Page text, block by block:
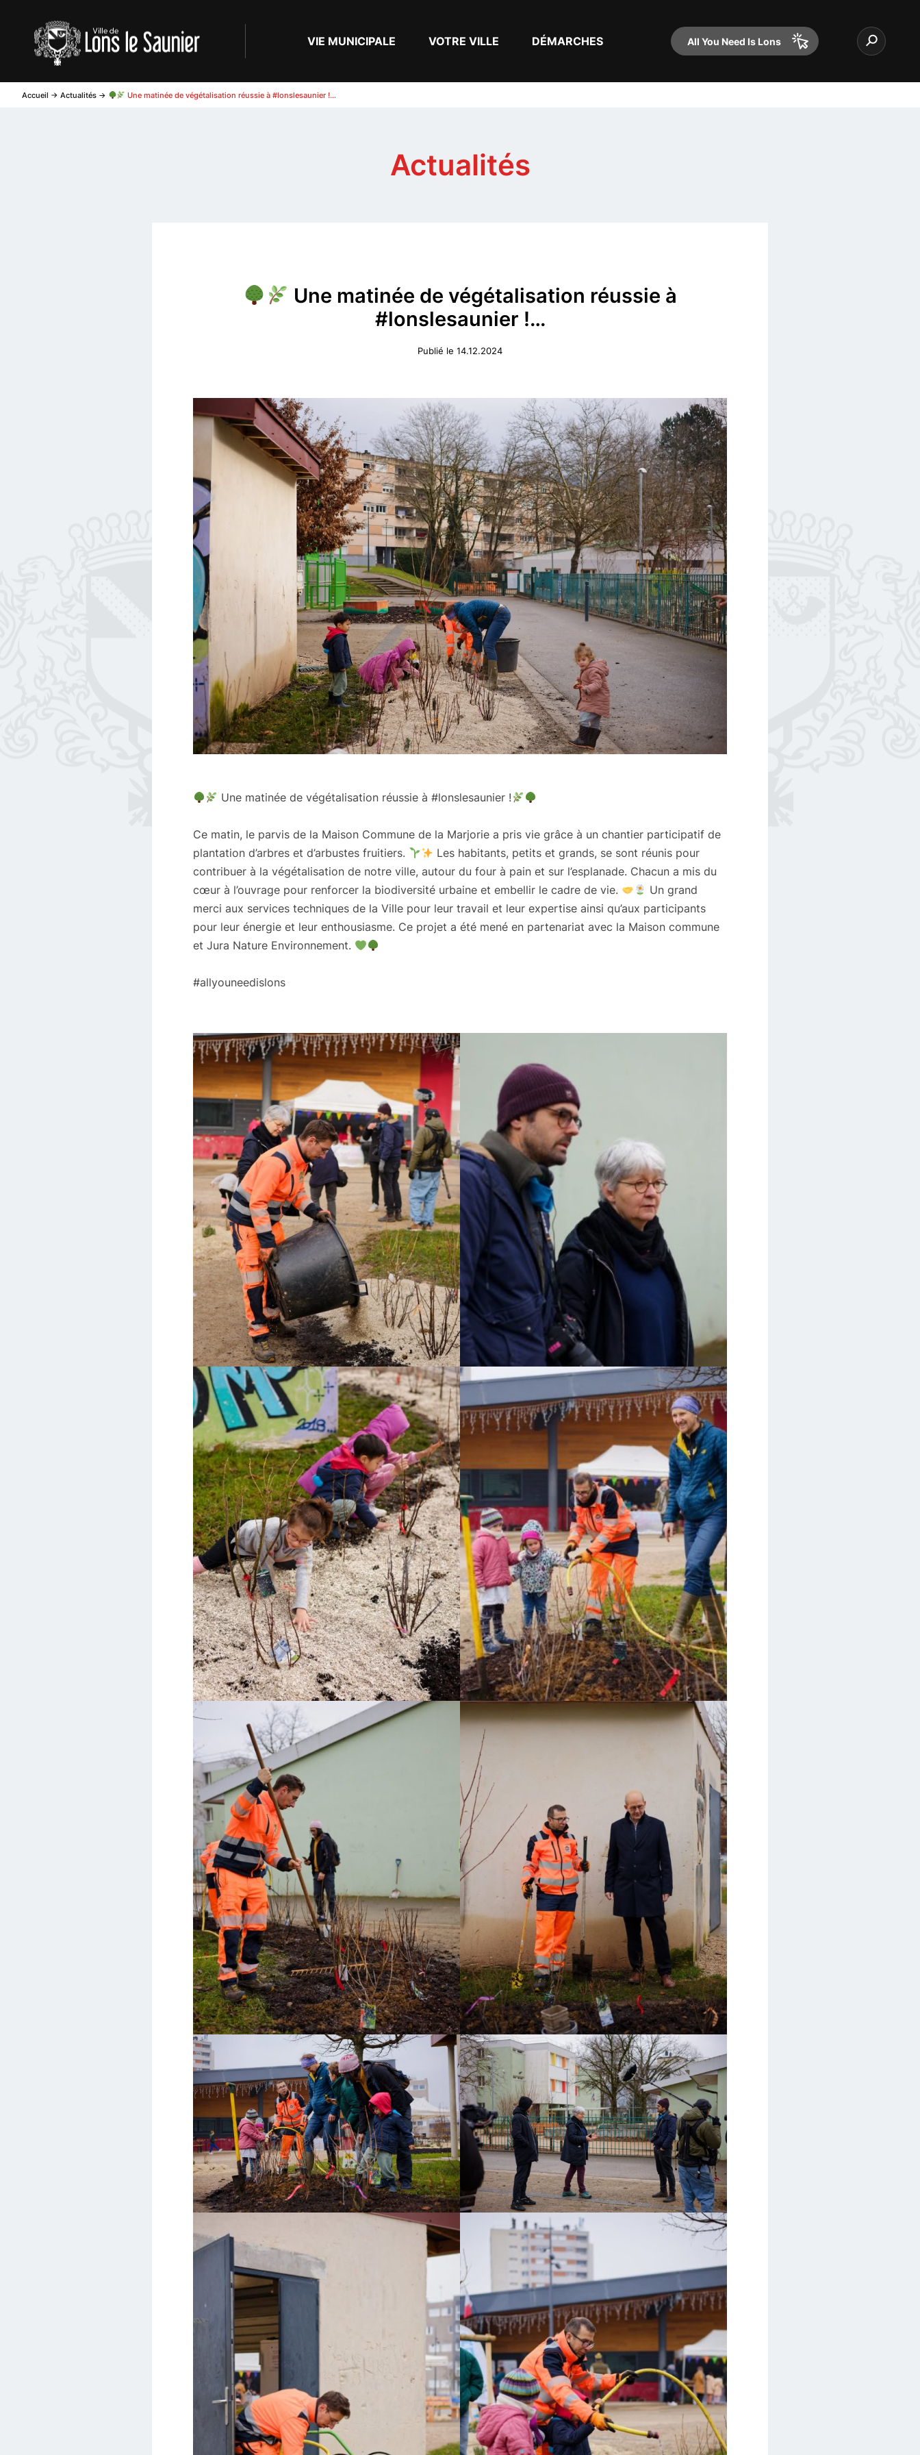
VIE MUNICIPALE VOTRE VILLE DÉMARCHES All You Need Is Lons
Accueil -> Actualités -> Une matinée de végétalisation réussie à #lonslesaunier !…
Actualités
Une matinée de végétalisation réussie à
#lonslesaunier !…
Publié le 14.12.2024
Une matinée de végétalisation réussie à #lonslesaunier !
Ce matin, le parvis de la Maison Commune de la Marjorie a pris vie grâce à un chantier participatif de
plantation d’arbres et d’arbustes fruitiers.
Les habitants, petits et grands, se sont réunis pour
contribuer à la végétalisation de notre ville, autour du four à pain et sur l’esplanade. Chacun a mis du
cœur à l’ouvrage pour renforcer la biodiversité urbaine et embellir le cadre de vie.
Un grand
merci aux services techniques de la Ville pour leur travail et leur expertise ainsi qu’aux participants
pour leur énergie et leur enthousiasme. Ce projet a été mené en partenariat avec la Maison commune
et Jura Nature Environnement.
#allyouneedislons